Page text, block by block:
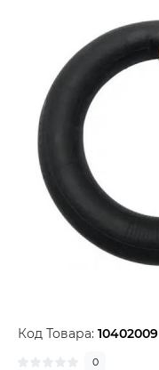
Код Товара: 10402009
0